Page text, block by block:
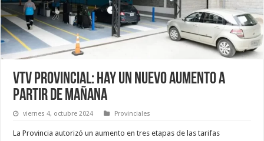
VTV Provincial: Hay un nuevo aumento a
partir de mañana
viernes 4, octubre 2024 Provinciales
La Provincia autorizó un aumento en tres etapas de las tarifas